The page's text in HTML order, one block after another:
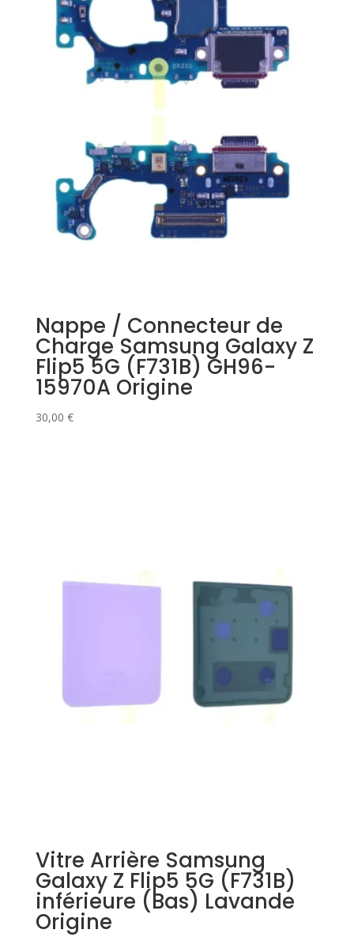
Nappe / Connecteur de
Charge Samsung Galaxy Z
Flip5 5G (F731B) GH96-
15970A Origine
30,00 €
Vitre Arrière Samsung
Galaxy Z Flip5 5G (F731B)
inférieure (Bas) Lavande
Origine